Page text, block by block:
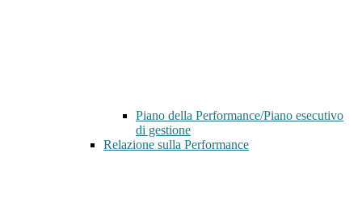
Piano della Performance/Piano esecutivo
di gestione
Relazione sulla Performance